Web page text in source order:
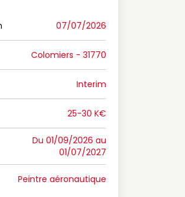
07/07/2026
Colomiers - 31770
Interim
25-30 K€
Du 01/09/2026 au
01/07/2027
Peintre aéronautique